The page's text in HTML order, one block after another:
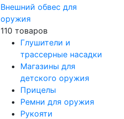
Внешний обвес для
оружия
110 товаров
Глушители и
трассерные насадки
Магазины для
детского оружия
Прицелы
Ремни для оружия
Рукояти